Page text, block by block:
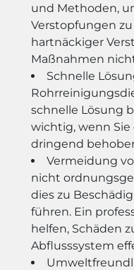
und Methoden,
Verstopfungen
hartnäckiger
Maßnahmen
Schnelle
schnelle Lösung
wichtig, wenn Sie
dringend
Vermeidung
nicht
dies zu
führen. Ein
helfen, Schäden
Abflusssystem